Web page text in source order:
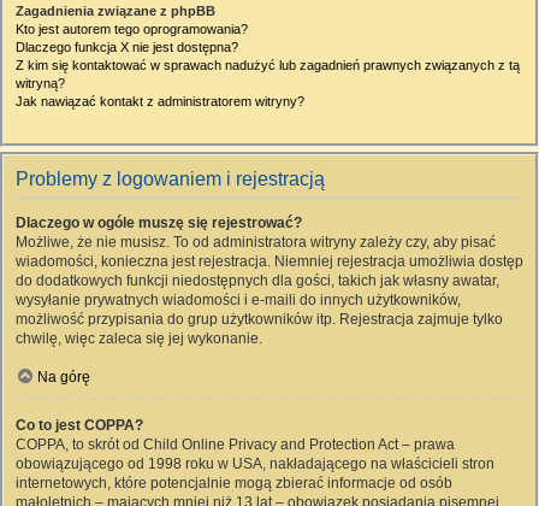
Zagadnienia związane z phpBB
Kto jest autorem tego oprogramowania?
Dlaczego funkcja X nie jest dostępna?
Z kim się kontaktować w sprawach nadużyć lub zagadnień prawnych związanych z tą
witryną?
Jak nawiązać kontakt z administratorem witryny?
Problemy z logowaniem i rejestracją
Dlaczego w ogóle muszę się rejestrować?
Możliwe, że nie musisz. To od administratora witryny zależy czy, aby pisać
wiadomości, konieczna jest rejestracja. Niemniej rejestracja umożliwia dostęp
do dodatkowych funkcji niedostępnych dla gości, takich jak własny awatar,
wysyłanie prywatnych wiadomości i e-maili do innych użytkowników,
możliwość przypisania do grup użytkowników itp. Rejestracja zajmuje tylko
chwilę, więc zaleca się jej wykonanie.
Na górę
Co to jest COPPA?
COPPA, to skrót od Child Online Privacy and Protection Act – prawa
obowiązującego od 1998 roku w USA, nakładającego na właścicieli stron
internetowych, które potencjalnie mogą zbierać informacje od osób
małoletnich – mających mniej niż 13 lat – obowiązek posiadania pisemnej